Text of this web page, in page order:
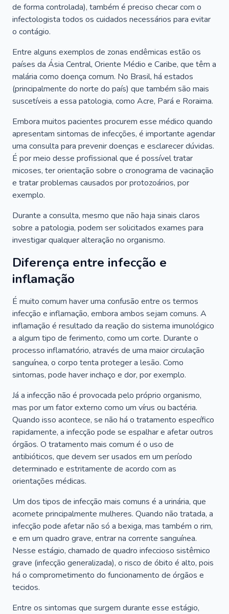
de forma controlada), também é preciso checar com o
infectologista todos os cuidados necessários para evitar
o contágio.
Entre alguns exemplos de zonas endêmicas estão os
países da Ásia Central, Oriente Médio e Caribe, que têm a
malária como doença comum. No Brasil, há estados
(principalmente do norte do país) que também são mais
suscetíveis a essa patologia, como Acre, Pará e Roraima.
Embora muitos pacientes procurem esse médico quando
apresentam sintomas de infecções, é importante agendar
uma consulta para prevenir doenças e esclarecer dúvidas.
É por meio desse profissional que é possível tratar
micoses, ter orientação sobre o cronograma de vacinação
e tratar problemas causados por protozoários, por
exemplo.
Durante a consulta, mesmo que não haja sinais claros
sobre a patologia, podem ser solicitados exames para
investigar qualquer alteração no organismo.
Diferença entre infecção e
inflamação
É muito comum haver uma confusão entre os termos
infecção e inflamação, embora ambos sejam comuns. A
inflamação é resultado da reação do sistema imunológico
a algum tipo de ferimento, como um corte. Durante o
processo inflamatório, através de uma maior circulação
sanguínea, o corpo tenta proteger a lesão. Como
sintomas, pode haver inchaço e dor, por exemplo.
Já a infecção não é provocada pelo próprio organismo,
mas por um fator externo como um vírus ou bactéria.
Quando isso acontece, se não há o tratamento específico
rapidamente, a infecção pode se espalhar e afetar outros
órgãos. O tratamento mais comum é o uso de
antibióticos, que devem ser usados em um período
determinado e estritamente de acordo com as
orientações médicas.
Um dos tipos de infecção mais comuns é a urinária, que
acomete principalmente mulheres. Quando não tratada, a
infecção pode afetar não só a bexiga, mas também o rim,
e em um quadro grave, entrar na corrente sanguínea.
Nesse estágio, chamado de quadro infeccioso sistêmico
grave (infecção generalizada), o risco de óbito é alto, pois
há o comprometimento do funcionamento de órgãos e
tecidos.
Entre os sintomas que surgem durante esse estágio,